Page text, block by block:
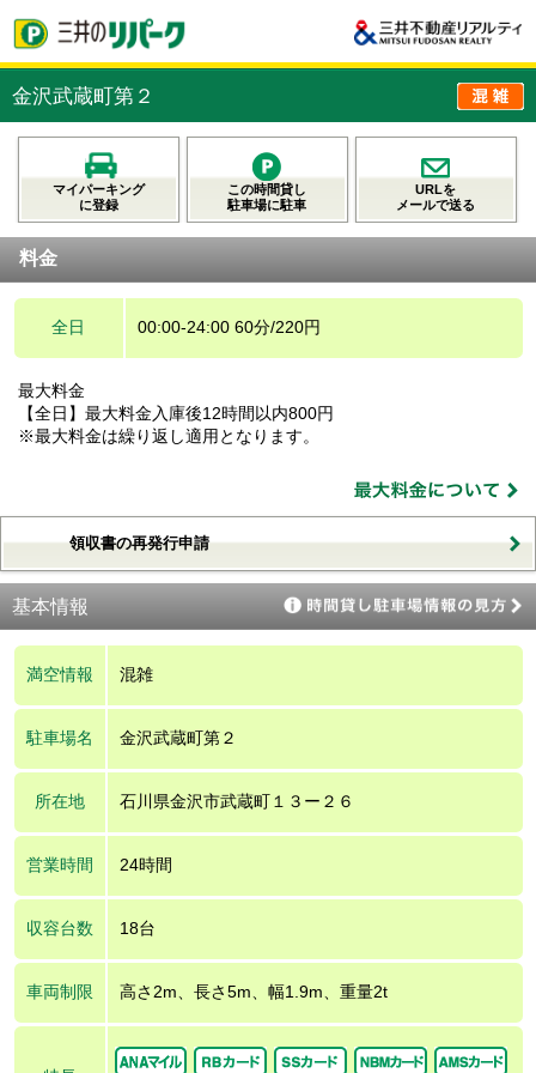
金沢武蔵町第２
マイパーキング
に登録
この時間貸し
駐車場に駐車
URLを
メールで送る
料金
全日 00:00-24:00 60分/220円
最大料金
【全日】最大料金入庫後12時間以内800円
※最大料金は繰り返し適用となります。
領収書の再発行申請
基本情報
満空情報 混雑
駐車場名 金沢武蔵町第２
所在地 石川県金沢市武蔵町１３ー２６
営業時間 24時間
収容台数 18台
車両制限 高さ2m、長さ5m、幅1.9m、重量2t